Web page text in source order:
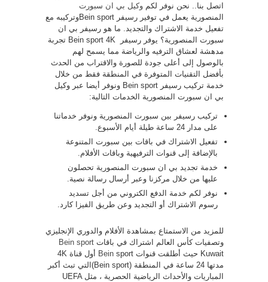
اتصل بنا.. نحن نوفر لكم وكيل بي ان سبورت
المنصورية يعمل في توفير رسيفر Bein sportوتركيبه مع
تفعيل خدمة الاشتراك والتجديد. ما هو رسيفر بي ان
سبورت المنصورية؟ يوفر رسيفر ​​ Bein sport 4K تجربة
مدهشة لعشاق الترفيه والرياضة مما يسمح لهم
بالوصول إلى أعلى جودة للصورة والاقتراب من الحدث
بأفضل التقنيات المتوفرة في المنطقة فقط من خلال
خدمة تركيب رسيفر Bein sport ونوفر أيضا عبر وكيل
بي ان سبورت المنصورية الخدمات التالية:
تركيب رسيفر بين سبورت المنصورية ونوفر خدماتنا
على مدار 24 ساعة طيلة أيام الأسبوع.
تفعيل الاشتراك في باقات بين سبورت المتنوعة
بالإضافة إلى قنوات الترفيهية وباقات الأفلام.
خدمة تجديد بي ان سبورت المنصورية تحصلون
عليها من خلال مركزنا وعبر أرسال رسالة نصية.
نوفر لكم خدمة الدفع الكتروني من أجل تسديد
رسوم الاشتراك أو التجديد وعن طريق الفيزا كارد.
للمزيد من الاستمتاع بمشاهدة الأفلام والدوري الإنجليزي
وتصفيات كأس العالم اشتراك في باقات Bein sport
Kuwait حيث أطلقت قنوات
Bein
sport أول قناة 4K
مدتها 24 ساعة في المنطقة (Bein sport)التي تبث أكبر
المباريات والأحداث الرياضية الحصرية ، مثل UEFA